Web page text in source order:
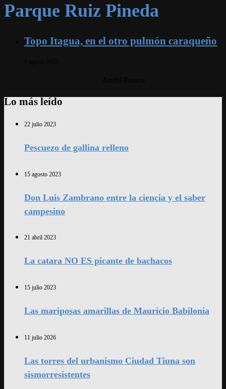
Parque Ruiz Pineda
Topo Itagua, en el otro pulmón caraqueño
Lo más leído
22 julio 2023
Pescuezo de gallina relleno
15 agosto 2023
Don Luis Zambrano entre la ciencia y el saber
campesino
21 abril 2023
La catara NO ES picante de bachacos
15 julio 2023
Las mariposas amarillas de Mauricio Babilonia
11 julio 2026
Las torres del urbanismo Ciudad Tiuna son
sismorresistentes